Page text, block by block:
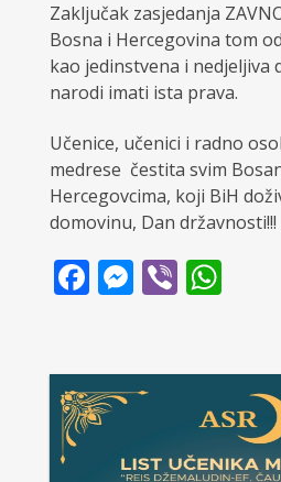
Zaključak zasjedanja
Bosna i Hercegovina tom
kao jedinstvena i nedjeljiva
narodi imati ista prava.
Učenice, učenici i radno
medrese čestita svim
Hercegovcima, koji BiH
domovinu, Dan državnosti!!!
Facebook
Viber